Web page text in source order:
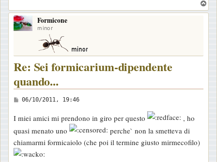
o
Formicone
minor
Re: Sei formicarium-dipendente
quando...
M
s
s
a
g
06/10/2011, 19:46
I miei amici mi prendono in giro per questo
, ho
quasi menato uno
perche` non la smetteva di
chiamarmi formicaiolo (che poi il termine giusto mirmecofilo)